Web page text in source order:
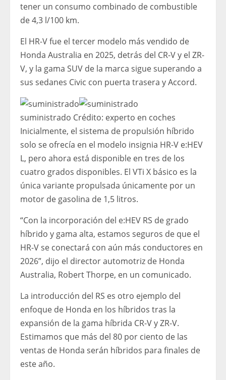
tener un consumo combinado de combustible
de 4,3 l/100 km.
El HR-V fue el tercer modelo más vendido de
Honda Australia en 2025, detrás del CR-V y el ZR-
V, y la gama SUV de la marca sigue superando a
sus sedanes Civic con puerta trasera y Accord.
suministrado Crédito: experto en coches
Inicialmente, el sistema de propulsión híbrido
solo se ofrecía en el modelo insignia HR-V e:HEV
L, pero ahora está disponible en tres de los
cuatro grados disponibles. El VTi X básico es la
única variante propulsada únicamente por un
motor de gasolina de 1,5 litros.
“Con la incorporación del e:HEV RS de grado
híbrido y gama alta, estamos seguros de que el
HR-V se conectará con aún más conductores en
2026”, dijo el director automotriz de Honda
Australia, Robert Thorpe, en un comunicado.
La introducción del RS es otro ejemplo del
enfoque de Honda en los híbridos tras la
expansión de la gama híbrida CR-V y ZR-V.
Estimamos que más del 80 por ciento de las
ventas de Honda serán híbridos para finales de
este año.